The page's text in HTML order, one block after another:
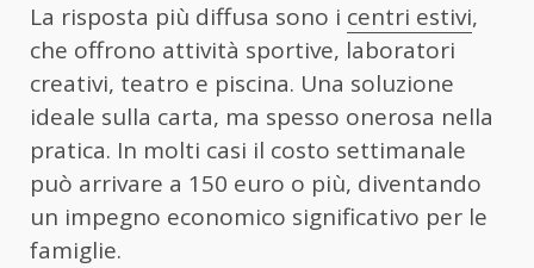
La risposta più diffusa sono i centri estivi,
che offrono attività sportive, laboratori
creativi, teatro e piscina. Una soluzione
ideale sulla carta, ma spesso onerosa nella
pratica. In molti casi il costo settimanale
può arrivare a 150 euro o più, diventando
un impegno economico significativo per le
famiglie.